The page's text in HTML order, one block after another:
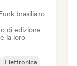
Funk brasiliano
di edizione
la loro
Elettronica